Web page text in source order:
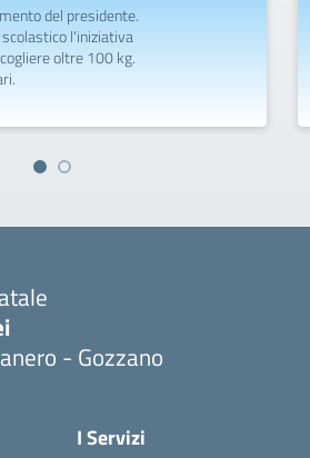
del presidente.
l'iniziativa
oltre 100 kg.
- Gozzano
I Servizi